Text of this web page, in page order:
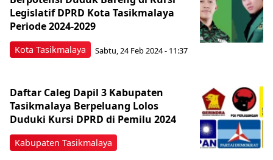
Kota Tasikmalaya
Legislatif DPRD Kota Tasikmalaya
Periode 2024-2029
Sabtu, 24 Feb 2024 - 11:37
Kabupaten Tasikmalaya
Daftar Caleg Dapil 3 Kabupaten
Tasikmalaya Berpeluang Lolos
Duduki Kursi DPRD di Pemilu 2024